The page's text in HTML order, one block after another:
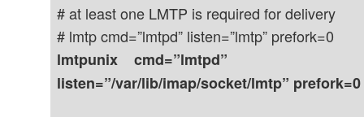
# at least one LMTP is required for delivery
# lmtp cmd=”lmtpd” listen=”lmtp” prefork=0
lmtpunix cmd=”lmtpd”
listen=”/var/lib/imap/socket/lmtp” prefork=0